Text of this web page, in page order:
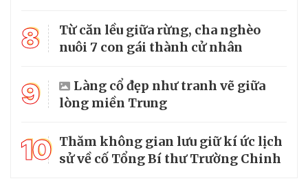
8
Từ căn lều giữa rừng, cha nghèo
nuôi 7 con gái thành cử nhân
9
Làng cổ đẹp như tranh vẽ giữa
lòng miền Trung
10 Thăm không gian lưu giữ kí ức lịch
sử về cố Tổng Bí thư Trường Chinh